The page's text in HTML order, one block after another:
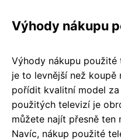
Výhody nákupu
Výhody nákupu použité
je to levnější než koupě
pořídit kvalitní model
použitých televizí je
můžete najít přesně
Navíc, nákup použité